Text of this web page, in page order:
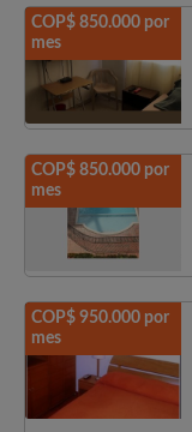
COP$ 850.000 por
mes
COP$ 850.000 por
mes
COP$ 950.000 por
mes